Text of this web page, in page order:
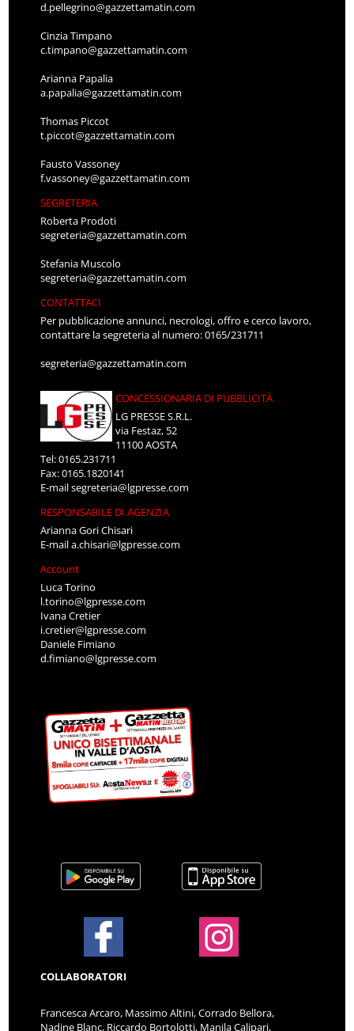
d.pellegrino@gazzettamatin.com
Cinzia Timpano
c.timpano@gazzettamatin.com
Arianna Papalia
a.papalia@gazzettamatin.com
Thomas Piccot
t.piccot@gazzettamatin.com
Fausto Vassoney
f.vassoney@gazzettamatin.com
SEGRETERIA
Roberta Prodoti
segreteria@gazzettamatin.com
Stefania Muscolo
segreteria@gazzettamatin.com
CONTATTACI
Per pubblicazione annunci, necrologi, offro e cerco lavoro,
contattare la segreteria al numero: 0165/231711
segreteria@gazzettamatin.com
CONCESSIONARIA DI PUBBLICITÀ
LG PRESSE S.R.L.
via Festaz, 52
11100 AOSTA
Tel: 0165.231711
Fax: 0165.1820141
E-mailsegreteria@lgpresse.com
RESPONSABILE DI AGENZIA
Arianna Gori Chisari
E-maila.chisari@lgpresse.com
Account
Luca Torino
l.torino@lgpresse.com
Ivana Cretier
i.cretier@lgpresse.com
Daniele Fimiano
d.fimiano@lgpresse.com
COLLABORATORI
Francesca Arcaro, Massimo Altini, Corrado Bellora,
Nadine Blanc, Riccardo Bortolotti, Manila Calipari,